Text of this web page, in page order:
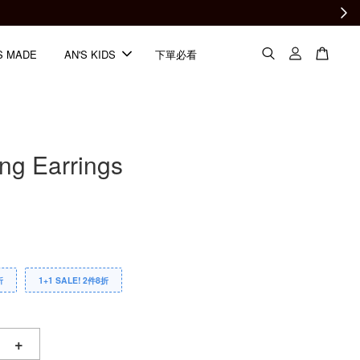
MADE AN'S KIDS 下單必看
Earrings
1+1 SALE! 2件8折
+